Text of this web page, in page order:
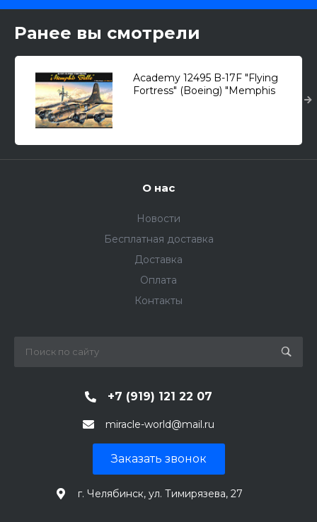
Ранее вы смотрели
Academy 12495 B-17F "Flying
Fortress" (Boeing) "Memphis
О нас
Новости
Бесплатная доставка
Доставка
Оплата
Контакты
+7 (919) 121 22 07
miracle-world@mail.ru
Заказать звонок
г. Челябинск, ул. Тимирязева, 27